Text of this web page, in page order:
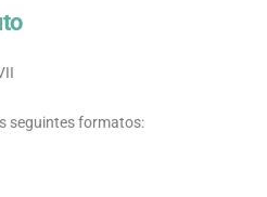
seguintes formatos: